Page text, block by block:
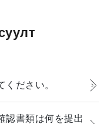
ださい。
認書類は何を提出